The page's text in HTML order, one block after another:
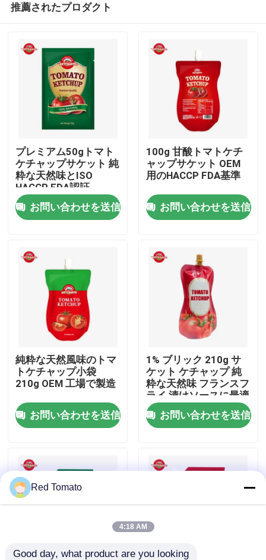
家へ
製品
ビデオ
わたしたち に つい て
工場 ツアー
品質管理
引金 を 求め て ください
ドラムトマトペースト
推薦されたプロダクト
プレミアム50gトマト
ケチャップサケット 純
粋な天然味とISO
HACCP FDA認証
お問い合わせを送信
100g 甘酸トマトケチ
ャップサケット OEM
用のHACCP FDA基準
お問い合わせを送信
純粋な天然風味のトマ
トケチャップ小袋
210g OEM 工場で製造
お問い合わせを送信
1% ブリック 210g サ
ケット ケチャップ 純
粋な天然味 フランスフ
ライ 漬けソースに最適
お問い合わせを送信
Red Tomato
4:18 AM
Good day, what product are you looking